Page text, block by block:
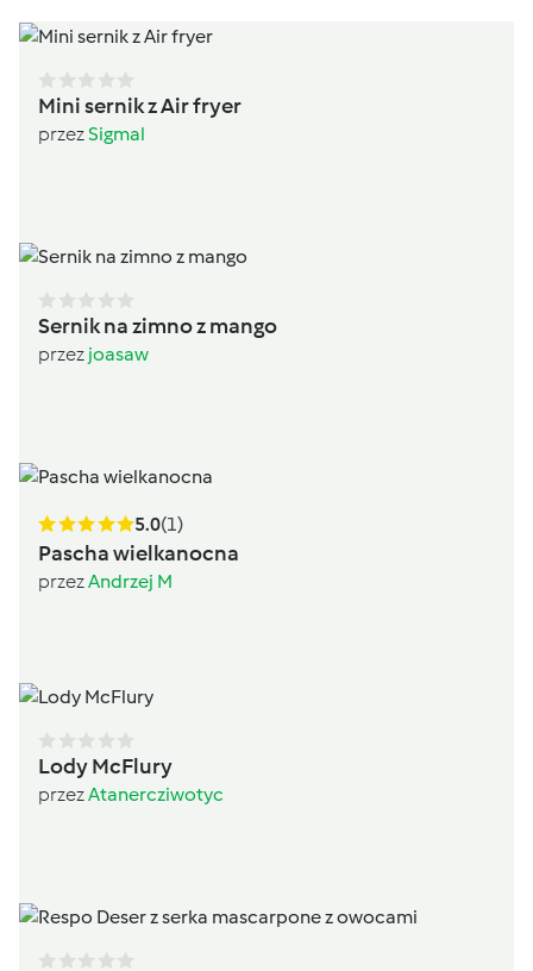
Mini sernik z Air fryer
przezSigmal
Sernik na zimno z mango
przez joasaw
5.0(1)
Pascha wielkanocna
przezAndrzej M
Lody McFlury
przezAtanercziwotyc